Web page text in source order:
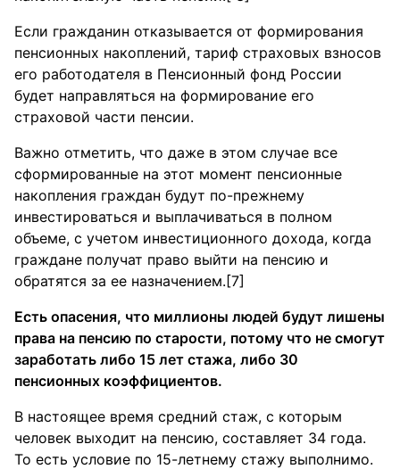
Если гражданин отказывается от формирования
пенсионных накоплений, тариф страховых взносов
его работодателя в Пенсионный фонд России
будет направляться на формирование его
страховой части пенсии.
Важно отметить, что даже в этом случае все
сформированные на этот момент пенсионные
накопления граждан будут по-прежнему
инвестироваться и выплачиваться в полном
объеме, с учетом инвестиционного дохода, когда
граждане получат право выйти на пенсию и
обратятся за ее назначением.[7]
Есть опасения, что миллионы людей будут лишены
права на пенсию по старости, потому что не смогут
заработать либо 15 лет стажа, либо 30
пенсионных коэффициентов.
В настоящее время средний стаж, с которым
человек выходит на пенсию, составляет 34 года.
То есть условие по 15-летнему стажу выполнимо.